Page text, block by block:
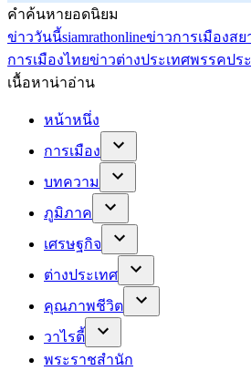
คำค้นหายอดนิยม
ข่าววันนี้siamrathonlineข่าวการเมืองสย
การเมืองไทยข่าวต่างประเทศพรรคปร
เนื้อหาน่าอ่าน
หน้าหนึ่ง
การเมือง
บทความ
ภูมิภาค
เศรษฐกิจ
ต่างประเทศ
คุณภาพชีวิต
วาไรตี้
พระราชสำนัก